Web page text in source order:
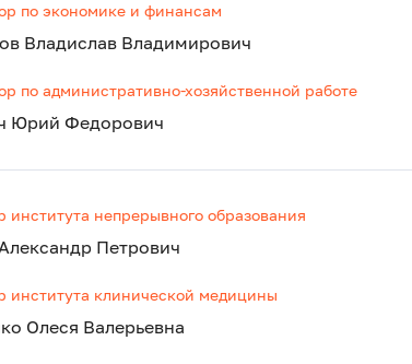
по экономике и финансам
Владислав Владимирович
по административно-хозяйственной работе
Юрий Федорович
института непрерывного образования
Петрович
института клинической медицины
Олеся Валерьевна